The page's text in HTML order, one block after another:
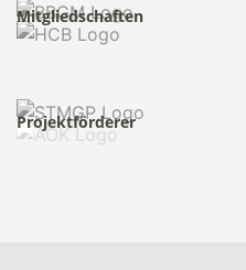
Mitgliedschaften
Projektförderer